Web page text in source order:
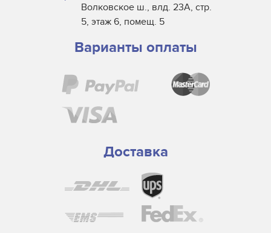
Волковское ш., влд. 23А, стр.
5, этаж 6, помещ. 5
Варианты оплаты
Доставка